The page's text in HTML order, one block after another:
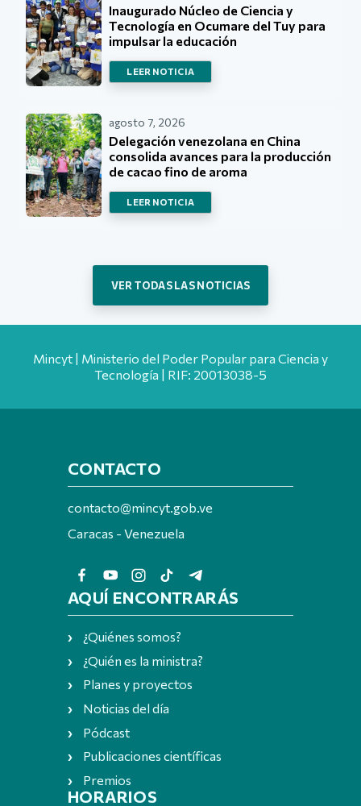
Inaugurado Núcleo de Ciencia y
Tecnología en Ocumare del Tuy para
impulsar la educación
LEER NOTICIA
agosto 7, 2026
Delegación venezolana en China
consolida avances para la producción
de cacao fino de aroma
LEER NOTICIA
VER TODAS LAS NOTICIAS
Mincyt | Ministerio del Poder Popular para Ciencia y
Tecnología | RIF: 20013038-5
CONTACTO
contacto@mincyt.gob.ve
Caracas - Venezuela
AQUÍ ENCONTRARÁS
¿Quiénes somos?
¿Quién es la ministra?
Planes y proyectos
Noticias del día
Pódcast
Publicaciones científicas
Premios
HORARIOS